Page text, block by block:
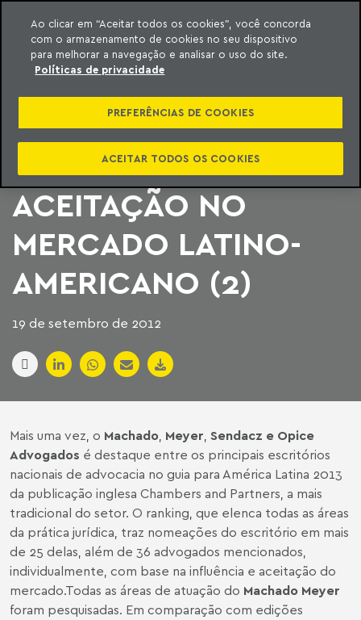
o conteúdo
Machado Meyer
MACHADO MEYER É
DESTAQUE EM
INFLUÊNCIA E
ACEITAÇÃO NO
MERCADO LATINO-
AMERICANO (2)
19 de setembro de 2012
Mais uma vez, o Machado, Meyer, Sendacz e Opice
Advogados é destaque entre os principais escritórios
nacionais de advocacia no guia para América Latina 2013
da publicação inglesa Chambers and Partners, a mais
tradicional do setor. O ranking, que elenca todas as áreas
da prática jurídica, traz nomeações do escritório em mais
de 25 delas, além de 36 advogados mencionados,
individualmente, com base na influência e aceitação do
mercado.Todas as áreas de atuação do Machado Meyer
foram pesquisadas. Em comparação com edições
Ao clicar em “Aceitar todos os cookies”, você concorda
com o armazenamento de cookies no seu dispositivo
para melhorar a navegação e analisar o uso do site.
Políticas de privacidade
PREFERÊNCIAS DE COOKIES
ACEITAR TODOS OS COOKIES